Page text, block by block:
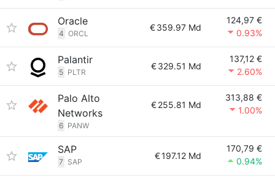
Oracle
4 ORCL
€359.97 Md
124,97 €
0.93%
Palantir
5 PLTR
€329.51 Md
137,12 €
2.60%
Palo Alto
Networks
6 PANW
€255.81 Md
313,88 €
1.00%
SAP
7 SAP
€197.12 Md
170,79 €
0.94%